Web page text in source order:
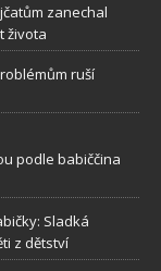
zanechal
života
ruší
podle babiččina
Sladká
z dětství